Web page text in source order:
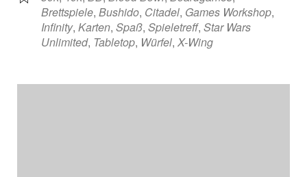
Brettspiele, Bushido, Citadel, Games Workshop,
Infinity, Karten, Spaß, Spieletreff, Star Wars
Unlimited, Tabletop, Würfel, X-Wing